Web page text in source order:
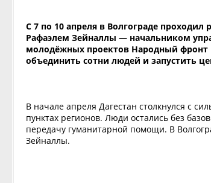
С 7 по 10 апреля в Волгограде проходил
Рафаэлем Зейналлы — начальником
молодёжных проектов Народный фронт
объединить сотни людей и запустить
В начале апреля Дагестан столкнулся с
пунктах регионов. Люди остались без
передачу гуманитарной помощи. В
Зейналлы.